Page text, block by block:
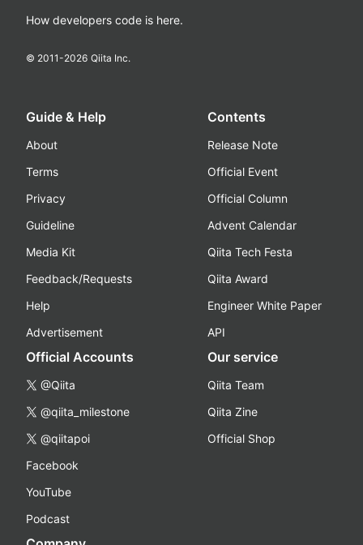
How developers code is here.
© 2011-2026 Qiita Inc.
Guide & Help
About
Terms
Privacy
Guideline
Media Kit
Feedback/Requests
Help
Advertisement
Contents
Release Note
Official Event
Official Column
Advent Calendar
Qiita Tech Festa
Qiita Award
Engineer White Paper
API
Official Accounts
@Qiita
@qiita_milestone
@qiitapoi
Facebook
YouTube
Podcast
Our service
Qiita Team
Qiita Zine
Official Shop